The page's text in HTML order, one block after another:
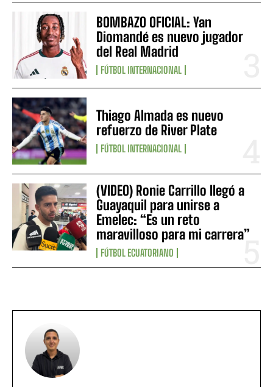
BOMBAZO OFICIAL: Yan
Diomandé es nuevo jugador
del Real Madrid
FÚTBOL INTERNACIONAL
Thiago Almada es nuevo
refuerzo de River Plate
FÚTBOL INTERNACIONAL
(VIDEO) Ronie Carrillo llegó a
Guayaquil para unirse a
Emelec: “Es un reto
maravilloso para mi carrera”
FÚTBOL ECUATORIANO